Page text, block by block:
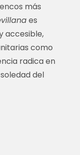
más
es
accesible,
como
radica en
del